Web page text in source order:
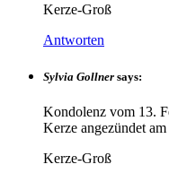
Kerze-Groß
Antworten
Sylvia Gollner says:
Kondolenz vom 13.
Kerze angezündet am
Kerze-Groß